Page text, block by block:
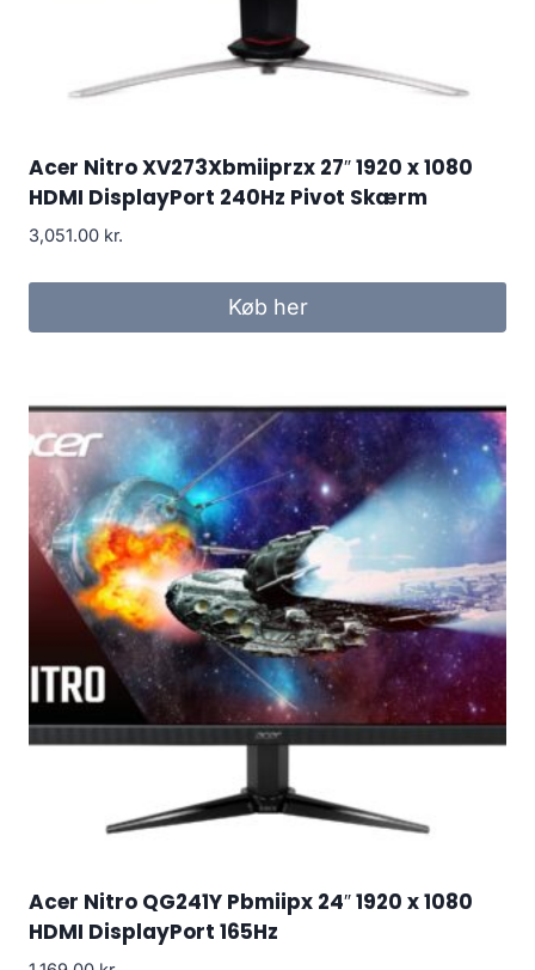
Acer Nitro XV273Xbmiiprzx 27″ 1920 x 1080
HDMI DisplayPort 240Hz Pivot Skærm
3,051.00 kr.
Køb her
Acer Nitro QG241Y Pbmiipx 24″ 1920 x 1080
HDMI DisplayPort 165Hz